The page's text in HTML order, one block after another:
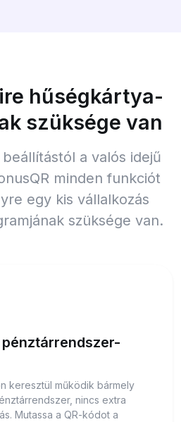
hűségkártya-
szüksége van
a valós idejű
minden funkciót
egy kis vállalkozás
szüksége van.
keresztül működik bármely
nincs extra
Mutassa a QR-kódot a